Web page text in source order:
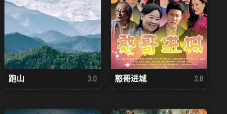
跑山 3.0 憨哥进城 2.8